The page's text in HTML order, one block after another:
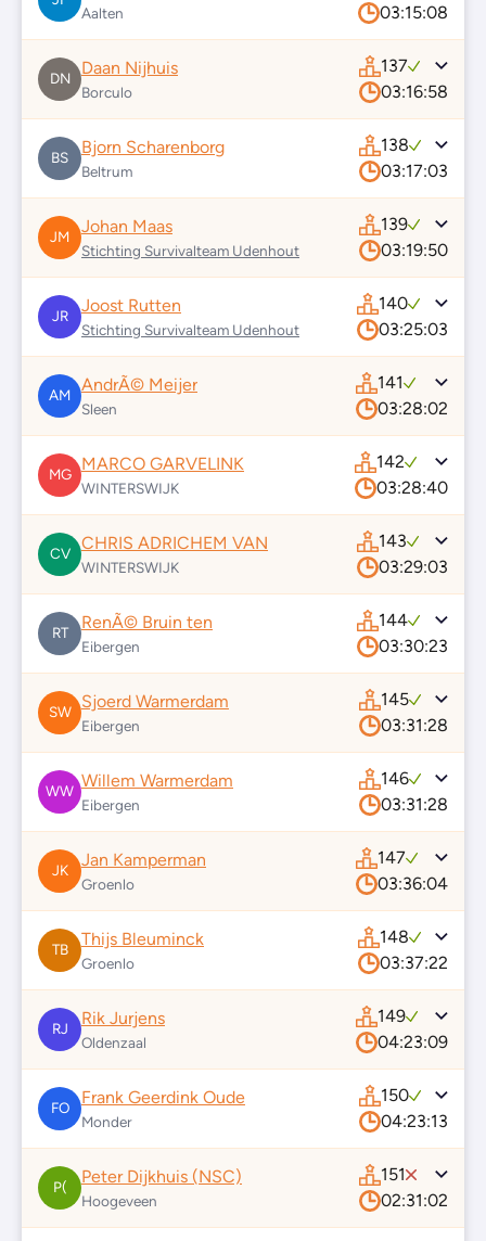
Aalten 03:15:08
DN
Daan Nijhuis
Borculo
137
03:16:58
BS
Bjorn Scharenborg
Beltrum
138
03:17:03
JM
Johan Maas
Stichting Survivalteam Udenhout
139
03:19:50
JR
Joost Rutten
Stichting Survivalteam Udenhout
140
03:25:03
AM
AndrÃ© Meijer
Sleen
141
03:28:02
MG
MARCO GARVELINK
WINTERSWIJK
142
03:28:40
CV
CHRIS ADRICHEM VAN
WINTERSWIJK
143
03:29:03
RT
RenÃ© Bruin ten
Eibergen
144
03:30:23
SW
Sjoerd Warmerdam
Eibergen
145
03:31:28
WW
Willem Warmerdam
Eibergen
146
03:31:28
JK
Jan Kamperman
Groenlo
147
03:36:04
TB
Thijs Bleuminck
Groenlo
148
03:37:22
RJ
Rik Jurjens
Oldenzaal
149
04:23:09
FO
Frank Geerdink Oude
Monder
150
04:23:13
P(
Peter Dijkhuis (NSC)
Hoogeveen
151
02:31:02